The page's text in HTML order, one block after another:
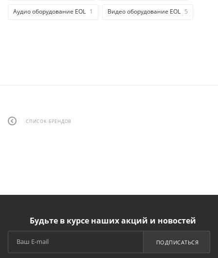
Аудио оборудование EOL 1 Видео оборудование EOL 5
СПИСОК БРЕНДОВ
Будьте в курсе наших акций и новостей
ПОДПИСАТЬСЯ